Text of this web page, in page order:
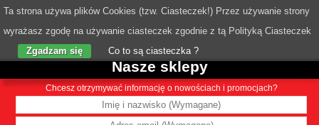
o Nas
Nasze sklepy
Chcesz otrzymywać informację o nowościach i promocjach?
Ta strona używa plików Cookies (tzw. Ciasteczek!) Przez używanie strony
wyrażasz zgodę na używanie ciasteczek zgodnie z tą Polityką Ciasteczek
Zgadzam się
Co to są ciasteczka ?